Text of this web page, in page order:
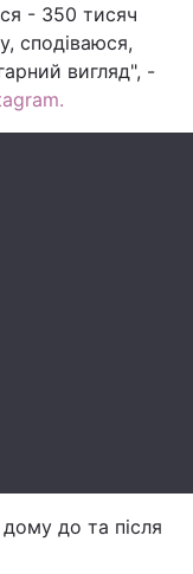
- 350 тисяч
сподіваюся,
вигляд", -
до та після